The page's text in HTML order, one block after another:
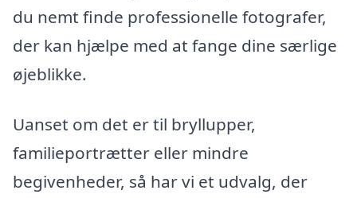
du nemt finde professionelle fotografer,
der kan hjælpe med at fange dine særlige
øjeblikke.
Uanset om det er til bryllupper,
familieportrætter eller mindre
begivenheder, så har vi et udvalg, der